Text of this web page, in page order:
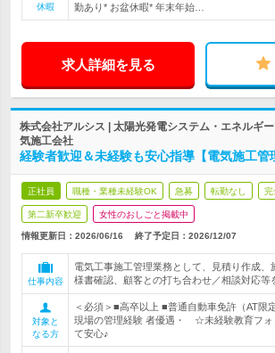
休暇
勤あり* お盆休暇* 年末年始…
求人詳細を見る
株式会社アルシス | 太陽光発電システム・エネルギ
気施工会社
経験者歓迎＆未経験も安心指導【電気施工管
正社員 職種・業種未経験OK 急募 転勤なし 完
第二新卒歓迎 女性のおしごと掲載中
情報更新日：2026/06/16 終了予定日： 2026/12/07
仕事内容
電気工事施工管理業務として、見積り作成、
様書確認、顧客との打ち合わせ／相談対応等
対象と
なる方
＜必須＞■高卒以上 ■普通自動車免許（AT限
現場の管理経験 者優遇・ ☆未経験教育フォ
て安心♪